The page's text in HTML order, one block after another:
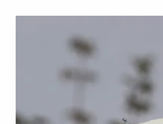
preparat
ścieków